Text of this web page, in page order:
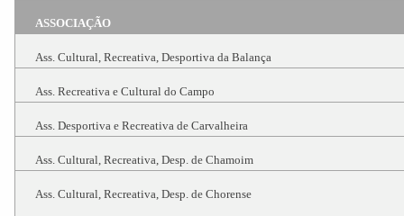
ASSOCIAÇÃO
Ass. Cultural, Recreativa, Desportiva da Balança
Ass. Recreativa e Cultural do Campo
Ass. Desportiva e Recreativa de Carvalheira
Ass. Cultural, Recreativa, Desp. de Chamoim
Ass. Cultural, Recreativa, Desp. de Chorense